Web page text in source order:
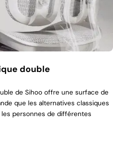
double
de Sihoo offre une surface de
que les alternatives classiques
personnes de différentes